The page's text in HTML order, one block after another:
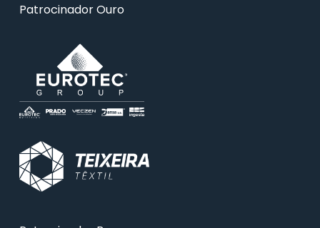
Patrocinador Ouro